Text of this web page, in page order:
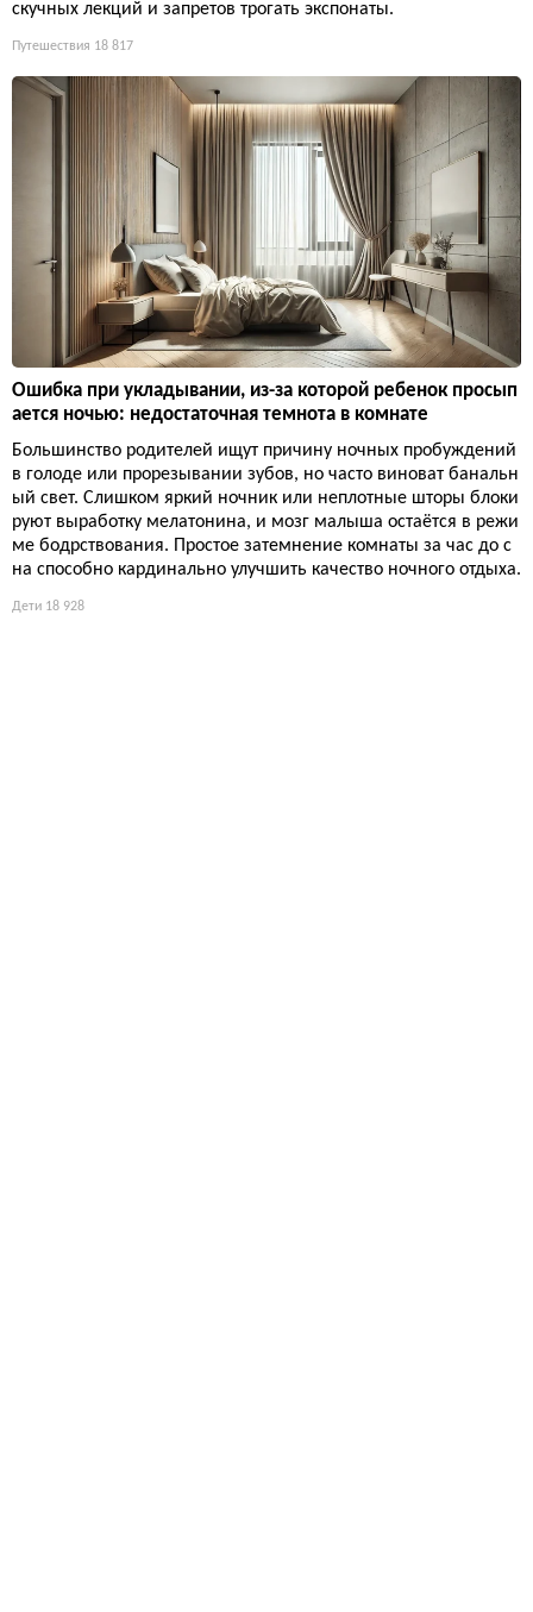
скучных лекций и запретов трогать экспонаты.
Путешествия 18 817
Ошибка при укладывании, из-за которой ребенок просып
ается ночью: недостаточная темнота в комнате
Большинство родителей ищут причину ночных пробуждений
в голоде или прорезывании зубов, но часто виноват банальн
ый свет. Слишком яркий ночник или неплотные шторы блоки
руют выработку мелатонина, и мозг малыша остаётся в режи
ме бодрствования. Простое затемнение комнаты за час до с
на способно кардинально улучшить качество ночного отдыха.
Дети 18 928